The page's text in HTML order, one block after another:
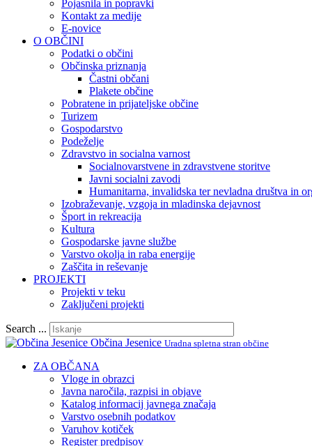
Pojasnila in popravki
Kontakt za medije
E-novice
O OBČINI
Podatki o občini
Občinska priznanja
Častni občani
Plakete občine
Pobratene in prijateljske občine
Turizem
Gospodarstvo
Podeželje
Zdravstvo in socialna varnost
Socialnovarstvene in zdravstvene storitve
Javni socialni zavodi
Humanitarna, invalidska ter nevladna društva in
Izobraževanje, vzgoja in mladinska dejavnost
Šport in rekreacija
Kultura
Gospodarske javne službe
Varstvo okolja in raba energije
Zaščita in reševanje
PROJEKTI
Projekti v teku
Zaključeni projekti
Search ...
Občina Jesenice Uradna spletna stran občine
ZA OBČANA
Vloge in obrazci
Javna naročila, razpisi in objave
Katalog informacij javnega značaja
Varstvo osebnih podatkov
Varuhov kotiček
Register predpisov